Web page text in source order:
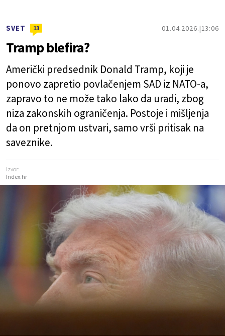
SVET 13 01.04.2026. 13:06
Tramp blefira?
Američki predsednik Donald Tramp, koji je
ponovo zapretio povlačenjem SAD iz NATO-a,
zapravo to ne može tako lako da uradi, zbog
niza zakonskih ograničenja. Postoje i mišljenja
da on pretnjom ustvari, samo vrši pritisak na
saveznike.
Izvor:
Index.hr